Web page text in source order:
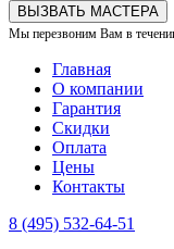
ВЫЗВАТЬ МАСТЕРА
Мы перезвоним Вам в
Главная
О компании
Гарантия
Скидки
Оплата
Цены
Контакты
8 (495) 532-64-51